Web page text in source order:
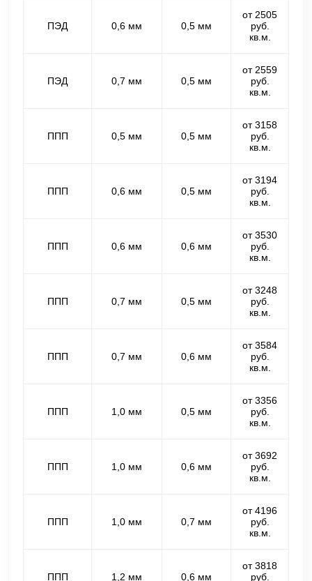
ПЭД 0,6 мм 0,5 мм
от 2505
руб.
кв.м.
ПЭД 0,7 мм 0,5 мм
от 2559
руб.
кв.м.
ППП 0,5 мм 0,5 мм
от 3158
руб.
кв.м.
ППП 0,6 мм 0,5 мм
от 3194
руб.
кв.м.
ППП 0,6 мм 0,6 мм
от 3530
руб.
кв.м.
ППП 0,7 мм 0,5 мм
от 3248
руб.
кв.м.
ППП 0,7 мм 0,6 мм
от 3584
руб.
кв.м.
ППП 1,0 мм 0,5 мм
от 3356
руб.
кв.м.
ППП 1,0 мм 0,6 мм
от 3692
руб.
кв.м.
ППП 1,0 мм 0,7 мм
от 4196
руб.
кв.м.
ППП 1,2 мм 0,6 мм
от 3818
руб.